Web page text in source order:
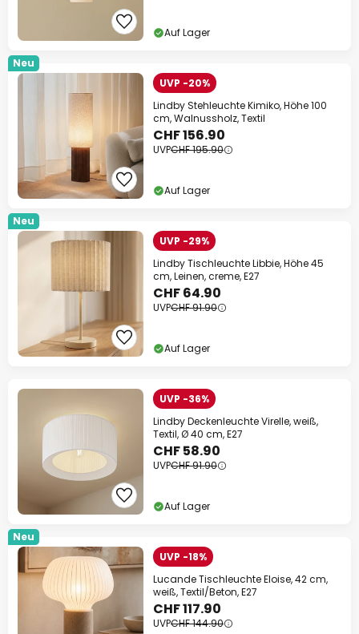
Auf Lager
Neu
UVP -20%
Lindby Stehleuchte Kimiko, Höhe 100
cm, Walnussholz, Textil
CHF 156.90
UVPCHF 195.90
Auf Lager
Neu
UVP -29%
Lindby Tischleuchte Libbie, Höhe 45
cm, Leinen, creme, E27
CHF 64.90
UVPCHF 91.90
Auf Lager
UVP -36%
Lindby Deckenleuchte Virelle, weiß,
Textil, Ø 40 cm, E27
CHF 58.90
UVPCHF 91.90
Auf Lager
Neu
UVP -18%
Lucande Tischleuchte Eloise, 42 cm,
weiß, Textil/Beton, E27
CHF 117.90
UVPCHF 144.90